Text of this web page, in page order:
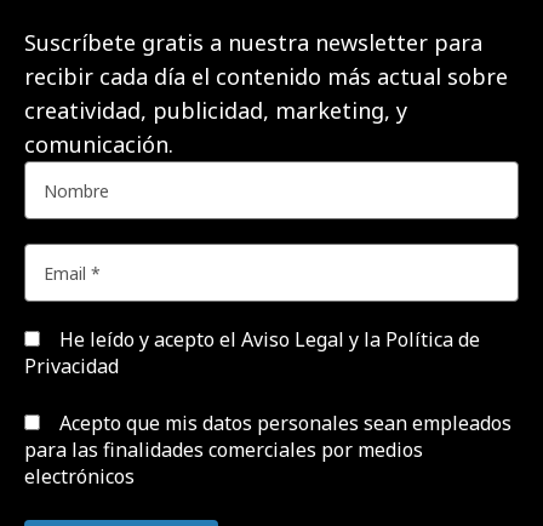
Suscríbete gratis a nuestra newsletter para
recibir cada día el contenido más actual sobre
creatividad, publicidad, marketing, y
comunicación.
He leído y acepto el Aviso Legal y la Política de
Privacidad
Acepto que mis datos personales sean empleados
para las finalidades comerciales por medios
electrónicos